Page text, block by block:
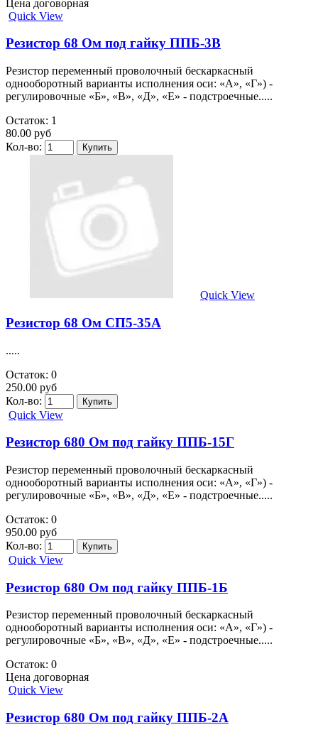
Цена договорная
Quick View
Резистор 68 Ом под гайку ППБ-3В
Резистор переменный проволочный бескаркасный
однооборотный варианты исполнения оси: «А», «Г») -
регулировочные «Б», «В», «Д», «Е» - подстроечные.....
Остаток: 1
80.00 руб
Кол-во:
Quick View
Резистор 68 Ом СП5-35А
.....
Остаток: 0
250.00 руб
Кол-во:
Quick View
Резистор 680 Ом под гайку ППБ-15Г
Резистор переменный проволочный бескаркасный
однооборотный варианты исполнения оси: «А», «Г») -
регулировочные «Б», «В», «Д», «Е» - подстроечные.....
Остаток: 0
950.00 руб
Кол-во:
Quick View
Резистор 680 Ом под гайку ППБ-1Б
Резистор переменный проволочный бескаркасный
однооборотный варианты исполнения оси: «А», «Г») -
регулировочные «Б», «В», «Д», «Е» - подстроечные.....
Остаток: 0
Цена договорная
Quick View
Резистор 680 Ом под гайку ППБ-2А